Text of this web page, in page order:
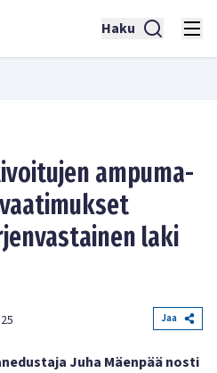
Haku
ampuma-
laki
Jaa
Juha Mäenpää nosti